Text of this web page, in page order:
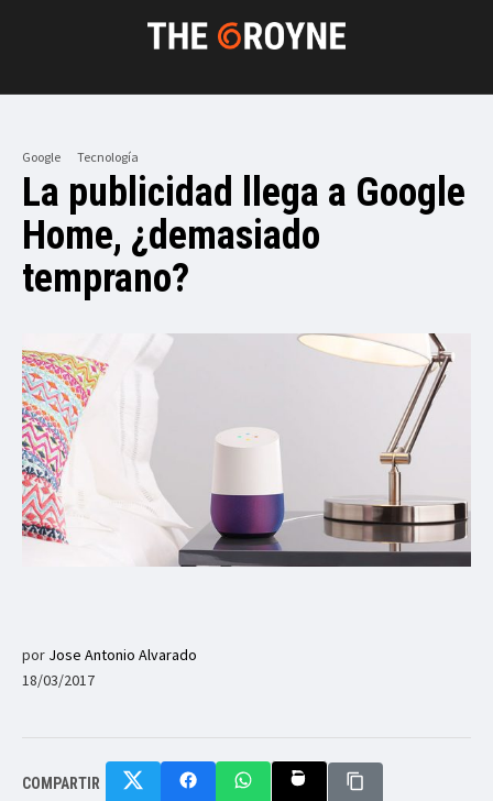
Google Tecnología
La publicidad llega a Google
Home, ¿demasiado
temprano?
por Jose Antonio Alvarado
18/03/2017
COMPARTIR